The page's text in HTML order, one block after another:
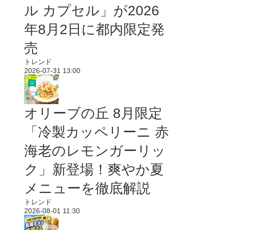
ル カプセル」が2026
年8月2日に都内限定発
売
トレンド
2026-07-31 13:00
オリーブの丘 8月限定
「冷製カッペリーニ 赤
海老のレモンガーリッ
ク」新登場！爽やか夏
メニューを徹底解説
トレンド
2026-08-01 11:30